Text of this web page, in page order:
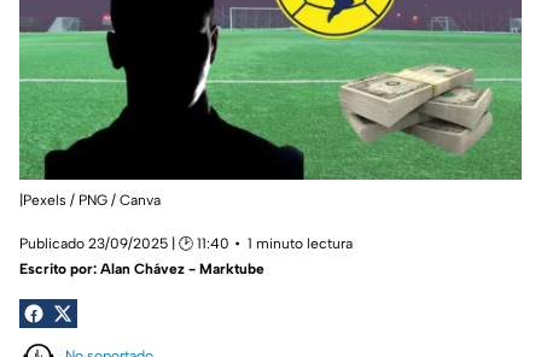
|Pexels / PNG / Canva
Publicado 23/09/2025 | 🕑 11:40
1 minuto lectura
Escrito por: Alan Chávez - Marktube